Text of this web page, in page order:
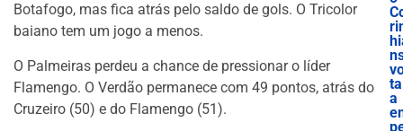
Botafogo, mas fica atrás pelo saldo de gols. O Tricolor
baiano tem um jogo a menos.
O Palmeiras perdeu a chance de pressionar o líder
Flamengo. O Verdão permanece com 49 pontos, atrás do
Cruzeiro (50) e do Flamengo (51).
ta
a